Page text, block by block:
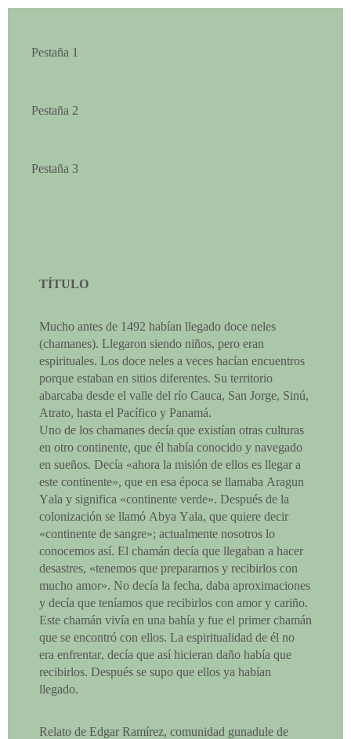
Pestaña 1
Pestaña 2
Pestaña 3
TÍTULO
Mucho antes de 1492 habían llegado doce neles
(chamanes). Llegaron siendo niños, pero eran
espirituales. Los doce neles a veces hacían encuentros
porque estaban en sitios diferentes. Su territorio
abarcaba desde el valle del río Cauca, San Jorge, Sinú,
Atrato, hasta el Pacífico y Panamá.
Uno de los chamanes decía que existían otras culturas
en otro continente, que él había conocido y navegado
en sueños. Decía «ahora la misión de ellos es llegar a
este continente», que en esa época se llamaba Aragun
Yala y significa «continente verde». Después de la
colonización se llamó Abya Yala, que quiere decir
«continente de sangre»; actualmente nosotros lo
conocemos así. El chamán decía que llegaban a hacer
desastres, «tenemos que prepararnos y recibirlos con
mucho amor». No decía la fecha, daba aproximaciones
y decía que teníamos que recibirlos con amor y cariño.
Este chamán vivía en una bahía y fue el primer chamán
que se encontró con ellos. La espiritualidad de él no
era enfrentar, decía que así hicieran daño había que
recibirlos. Después se supo que ellos ya habían
llegado.
Relato de Edgar Ramírez, comunidad gunadule de